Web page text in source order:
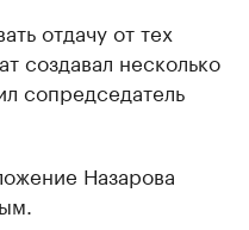
отдачу от тех
создавал несколько
сопредседатель
Назарова